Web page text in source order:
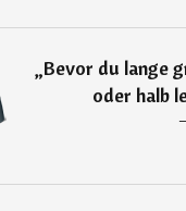
„Bevor du lange
oder halb